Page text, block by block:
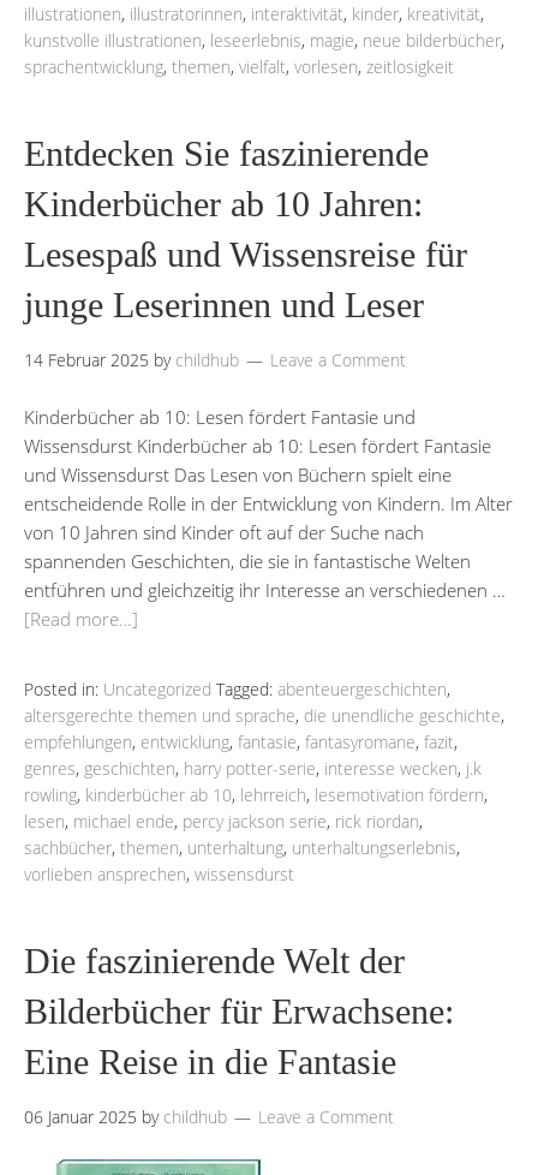
illustrationen, illustratorinnen, interaktivität, kinder, kreativität,
kunstvolle illustrationen, leseerlebnis, magie, neue bilderbücher,
sprachentwicklung, themen, vielfalt, vorlesen, zeitlosigkeit
Entdecken Sie faszinierende
Kinderbücher ab 10 Jahren:
Lesespaß und Wissensreise für
junge Leserinnen und Leser
14 Februar 2025 by childhub Leave a Comment
Kinderbücher ab 10: Lesen fördert Fantasie und
Wissensdurst Kinderbücher ab 10: Lesen fördert Fantasie
und Wissensdurst Das Lesen von Büchern spielt eine
entscheidende Rolle in der Entwicklung von Kindern. Im Alter
von 10 Jahren sind Kinder oft auf der Suche nach
spannenden Geschichten, die sie in fantastische Welten
entführen und gleichzeitig ihr Interesse an verschiedenen …
[Read more…]
Posted in: Uncategorized Tagged: abenteuergeschichten,
altersgerechte themen und sprache, die unendliche geschichte,
empfehlungen, entwicklung, fantasie, fantasyromane, fazit,
genres, geschichten, harry potter-serie, interesse wecken, j.k
rowling, kinderbücher ab 10, lehrreich, lesemotivation fördern,
lesen, michael ende, percy jackson serie, rick riordan,
sachbücher, themen, unterhaltung, unterhaltungserlebnis,
vorlieben ansprechen, wissensdurst
Die faszinierende Welt der
Bilderbücher für Erwachsene:
Eine Reise in die Fantasie
06 Januar 2025 by childhub Leave a Comment